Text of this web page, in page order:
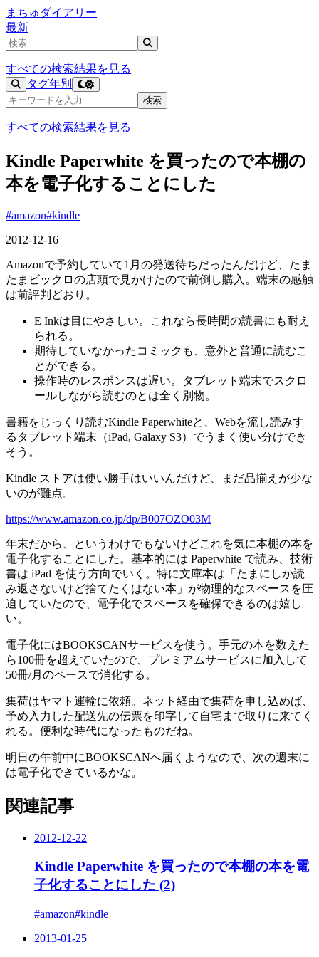
まちゅダイアリー
最新
記事を検索
すべての検索結果を見る
タグ年別
記事を検索
検索
すべての検索結果を見る
Kindle Paperwhite を買ったので本棚の
本を電子化することにした
#amazon#kindle
2012-12-16
Amazonで予約していて1月の発送待ちだったんだけど、たま
たまビックロの店頭で見かけたので前倒し購入。端末の感触
は前評判どおり。
E Inkは目にやさしい。これなら長時間の読書にも耐え
られる。
期待していなかったコミックも、意外と普通に読むこ
とができる。
操作時のレスポンスは遅い。タブレット端末でスクロ
ールしながら読むのとは全く別物。
書籍をじっくり読むKindle Paperwhiteと、Webを流し読みす
るタブレット端末（iPad, Galaxy S3）でうまく使い分けでき
そう。
Kindle ストアは使い勝手はいいんだけど、まだ品揃えが少な
いのが難点。
https://www.amazon.co.jp/dp/B007OZO03M
年末だから、というわけでもないけどこれを気に本棚の本を
電子化することにした。基本的には Paperwhite で読み、技術
書は iPad を使う方向でいく。特に文庫本は「たまにしか読
み返さないけど捨てたくはない本」が物理的なスペースを圧
迫していたので、電子化でスペースを確保できるのは嬉し
い。
電子化にはBOOKSCANサービスを使う。手元の本を数えた
ら100冊を超えていたので、プレミアムサービスに加入して
50冊/月のペースで消化する。
集荷はヤマト運輸に依頼。ネット経由で集荷を申し込めば、
予め入力した配送先の伝票を印字して自宅まで取りに来てく
れる。便利な時代になったものだね。
明日の午前中にBOOKSCANへ届くようなので、次の週末に
は電子化できているかな。
関連記事
2012-12-22
Kindle Paperwhite を買ったので本棚の本を電
子化することにした (2)
#amazon#kindle
2013-01-25